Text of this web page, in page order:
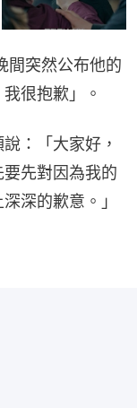
間突然公布他的
很抱歉」。
：「大家好，
先對因為我的
深的歉意。」